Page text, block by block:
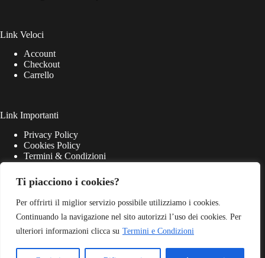
Ti piacciono i cookies?
Per offrirti il miglior servizio possibile utilizziamo i cookies.
Continuando la navigazione nel sito autorizzi l’uso dei cookies. Per
ulteriori informazioni clicca su Termini e Condizioni
Link Veloci
Account
Checkout
Carrello
Link Importanti
Privacy Policy
Cookies Policy
Termini & Condizioni